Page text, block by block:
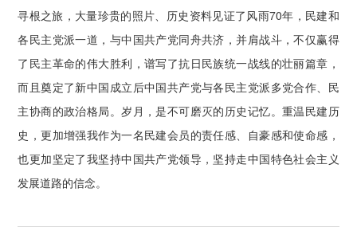
寻根之旅，大量珍贵的照片、历史资料见证了风雨70年，民建和
各民主党派一道，与中国共产党同舟共济，并肩战斗，不仅赢得
了民主革命的伟大胜利，谱写了抗日民族统一战线的壮丽篇章，
而且奠定了新中国成立后中国共产党与各民主党派多党合作、民
主协商的政治格局。岁月，是不可磨灭的历史记忆。重温民建历
史，更加增强我作为一名民建会员的责任感、自豪感和使命感，
也更加坚定了我坚持中国共产党领导，坚持走中国特色社会主义
发展道路的信念。